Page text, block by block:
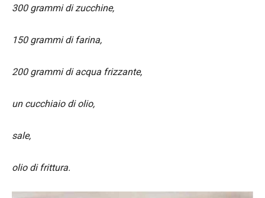
300 grammi di zucchine,
150 grammi di farina,
200 grammi di acqua frizzante,
un cucchiaio di olio,
sale,
olio di frittura.